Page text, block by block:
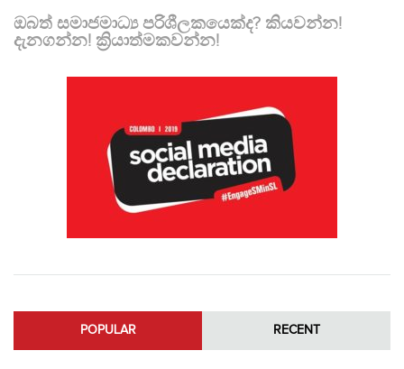
ඔබත් සමාජමාධ්‍ය පරිශීලකයෙක්ද? කියවන්න!
දැනගන්න! ක්‍රියාත්මකවන්න!
POPULAR RECENT